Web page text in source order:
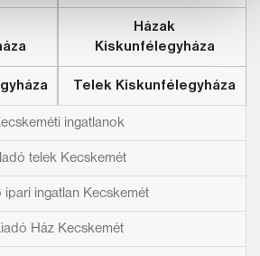
Házak
Kiskunfélegyháza
Telek Kiskunfélegyháza
ingatlanok
telek Kecskemét
ipari ingatlan Kecskemét
Ház Kecskemét